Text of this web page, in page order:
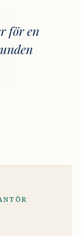
för en